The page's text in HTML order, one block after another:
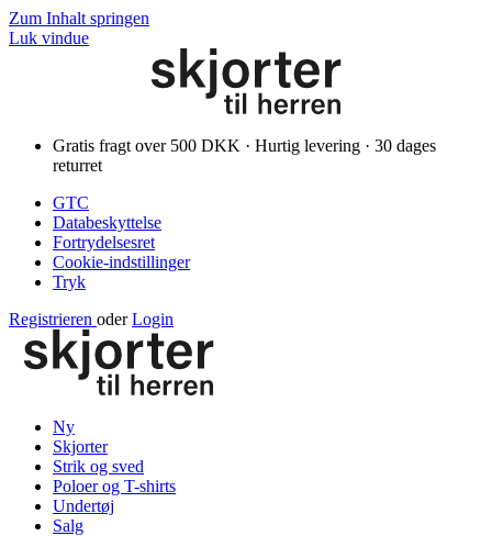
Zum Inhalt springen
Luk vindue
Gratis fragt over 500 DKK · Hurtig levering · 30 dages
returret
GTC
Databeskyttelse
Fortrydelsesret
Cookie-indstillinger
Tryk
Registrieren oder Login
Ny
Skjorter
Strik og sved
Poloer og T-shirts
Undertøj
Salg